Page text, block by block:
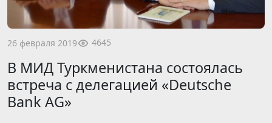
26 февраля 2019 4645
В МИД Туркменистана состоялась
встреча с делегацией «Deutsche
Bank AG»